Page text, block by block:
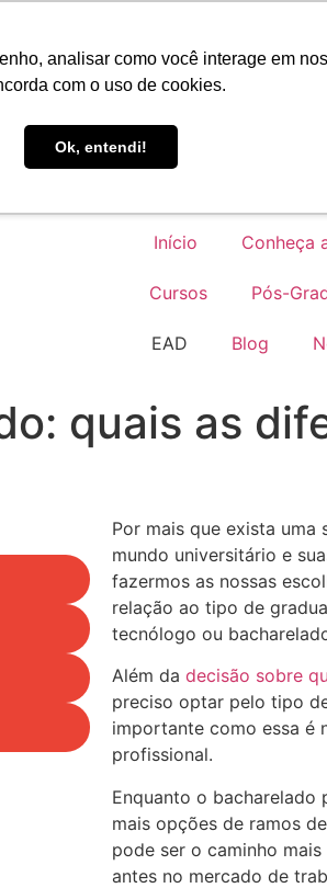
analisar como você interage em
com o uso de cookies.
Ok, entendi!
Início Conheça
Cursos Pós-
EAD Blog
quais as
Por mais que exista
mundo universitário e
fazermos as nossas
relação ao tipo de
tecnólogo ou
Além da decisão sobre
preciso optar pelo tipo
importante como essa é
profissional.
Enquanto o bacharelado
mais opções de ramos
pode ser o caminho
antes no mercado de